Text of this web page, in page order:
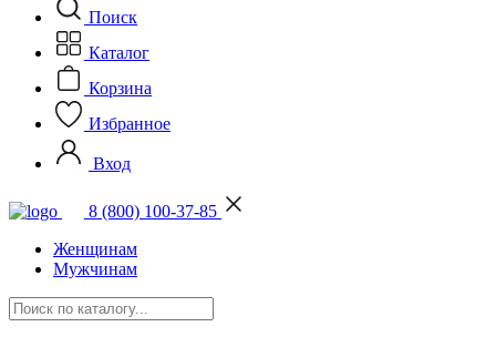
Поиск
Каталог
Корзина
Избранное
Вход
8 (800) 100-37-85
Женщинам
Мужчинам